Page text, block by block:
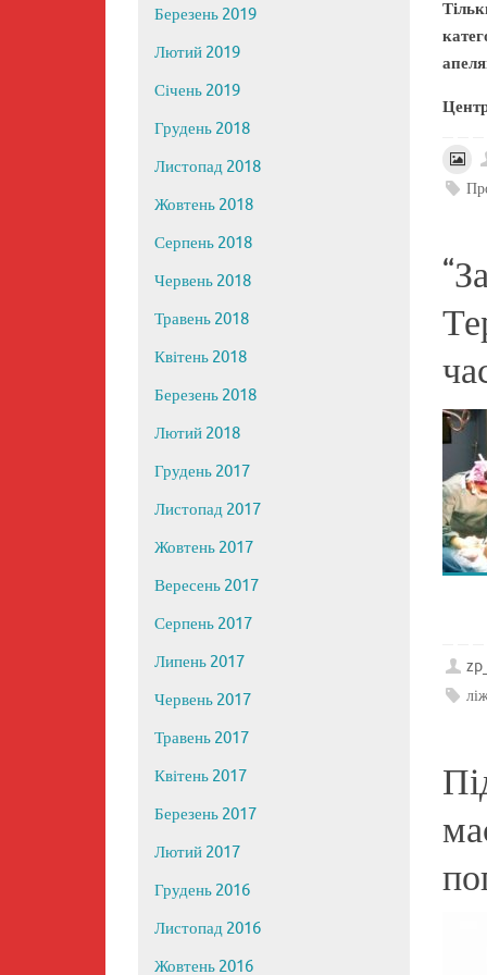
Березень 2019
Лютий 2019
Січень 2019
Грудень 2018
Листопад 2018
Жовтень 2018
Серпень 2018
Червень 2018
Травень 2018
Квітень 2018
Березень 2018
Лютий 2018
Грудень 2017
Листопад 2017
Жовтень 2017
Вересень 2017
Серпень 2017
Липень 2017
Червень 2017
Травень 2017
Квітень 2017
Березень 2017
Лютий 2017
Грудень 2016
Листопад 2016
Жовтень 2016